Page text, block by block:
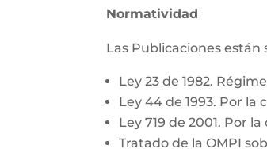
Normatividad
Las Publicaciones están
Ley 23 de 1982.
Ley 44 de 1993. Por la
Ley 719 de 2001. Por
Tratado de la OMPI